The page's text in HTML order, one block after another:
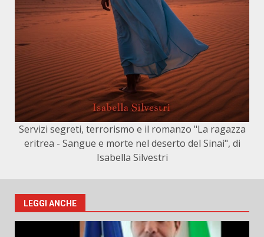
Servizi segreti, terrorismo e il romanzo "La ragazza
eritrea - Sangue e morte nel deserto del Sinai", di
Isabella Silvestri
LEGGI ANCHE